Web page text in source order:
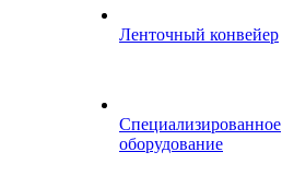
Ленточный конвейер
Специализированное
оборудование